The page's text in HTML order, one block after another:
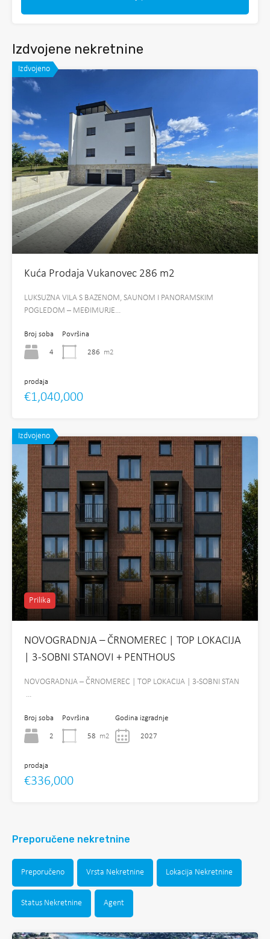
Izdvojene nekretnine
Izdvojeno
Kuća Prodaja Vukanovec 286 m2
LUKSUZNA VILA S BAZENOM, SAUNOM I PANORAMSKIM
POGLEDOM – MEĐIMURJE…
Broj soba
4
Površina
286 m2
prodaja
€1,040,000
Izdvojeno
Prilika
NOVOGRADNJA – ČRNOMEREC | TOP LOKACIJA
| 3-SOBNI STANOVI + PENTHOUS
NOVOGRADNJA – ČRNOMEREC | TOP LOKACIJA | 3-SOBNI STAN
…
Broj soba
2
Površina
58 m2
Godina izgradnje
2027
prodaja
€336,000
Preporučene nekretnine
Preporučeno Vrsta Nekretnine Lokacija Nekretnine
Status Nekretnine Agent